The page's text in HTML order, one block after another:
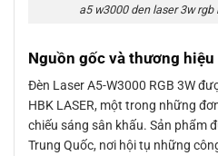
a5 w3000 den laser 3w rgb
Nguồn gốc và thương hiệu
Đèn Laser A5-W3000 RGB 3W
HBK LASER, một trong những
chiếu sáng sân khấu. Sản phẩm
Trung Quốc, nơi hội tụ những